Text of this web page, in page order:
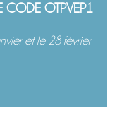
CODE OTPVEP1
et le 28 février